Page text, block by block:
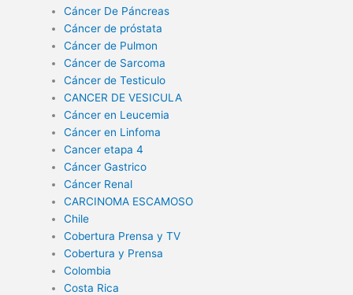
Cáncer De Páncreas
Cáncer de próstata
Cáncer de Pulmon
Cáncer de Sarcoma
Cáncer de Testiculo
CANCER DE VESICULA
Cáncer en Leucemia
Cáncer en Linfoma
Cancer etapa 4
Cáncer Gastrico
Cáncer Renal
CARCINOMA ESCAMOSO
Chile
Cobertura Prensa y TV
Cobertura y Prensa
Colombia
Costa Rica